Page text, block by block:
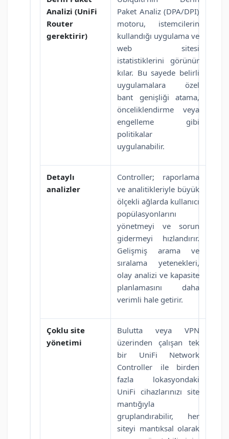
Analizi (UniFi
Router
gerektirir)
Paket Analiz (DPA/DPI)
motoru, istemcilerin
kullandığı uygulama ve
web sitesi
istatistiklerini görünür
kılar. Bu sayede belirli
uygulamalara özel
bant genişliği atama,
önceliklendirme veya
engelleme gibi
politikalar
uygulanabilir.
Detaylı
analizler
Controller; raporlama
ve analitikleriyle büyük
ölçekli ağlarda kullanıcı
popülasyonlarını
yönetmeyi ve sorun
gidermeyi hızlandırır.
Gelişmiş arama ve
sıralama yetenekleri,
olay analizi ve kapasite
planlamasını daha
verimli hale getirir.
Çoklu site
yönetimi
Bulutta veya VPN
üzerinden çalışan tek
bir UniFi Network
Controller ile birden
fazla lokasyondaki
UniFi cihazlarınızı site
mantığıyla
gruplandırabilir, her
siteyi mantıksal olarak